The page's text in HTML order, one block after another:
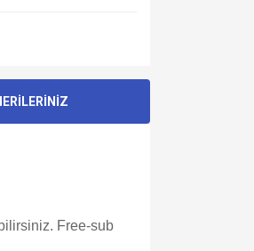
Free-sub